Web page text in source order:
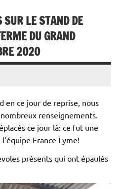
SUR LE STAND DE
DU GRAND
2020
en ce jour de reprise, nous
renseignements.
ce jour là: ce fut une
France Lyme!
présents qui ont épaulés